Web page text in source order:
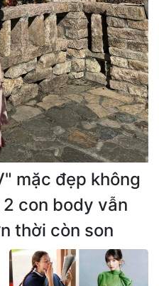
mặc đẹp không
con body vẫn
thời còn son